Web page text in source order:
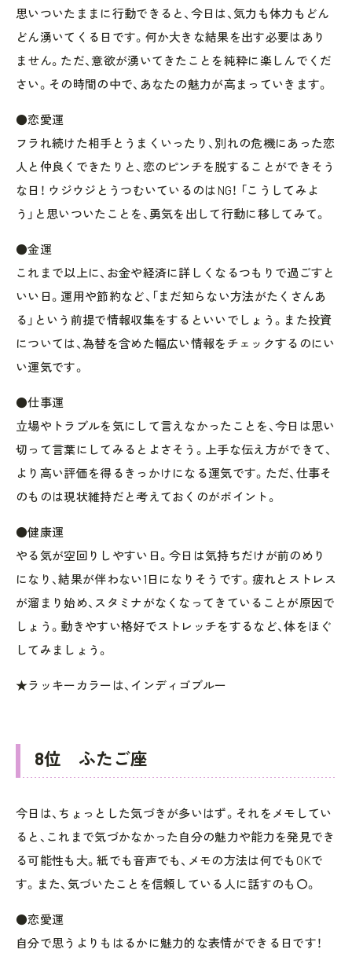
思いついたままに行動できると、今日は、気力も体力もどん
どん湧いてくる日です。何か大きな結果を出す必要はあり
ません。ただ、意欲が湧いてきたことを純粋に楽しんでくだ
さい。その時間の中で、あなたの魅力が高まっていきます。
●恋愛運
フラれ続けた相手とうまくいったり、別れの危機にあった恋
人と仲良くできたりと、恋のピンチを脱することができそう
な日！ ウジウジとうつむいているのはNG！ 「こうしてみよ
う」と思いついたことを、勇気を出して行動に移してみて。
●金運
これまで以上に、お金や経済に詳しくなるつもりで過ごすと
いい日。運用や節約など、「まだ知らない方法がたくさんあ
る」という前提で情報収集をするといいでしょう。また投資
については、為替を含めた幅広い情報をチェックするのにい
い運気です。
●仕事運
立場やトラブルを気にして言えなかったことを、今日は思い
切って言葉にしてみるとよさそう。上手な伝え方ができて、
より高い評価を得るきっかけになる運気です。ただ、仕事そ
のものは現状維持だと考えておくのがポイント。
●健康運
やる気が空回りしやすい日。今日は気持ちだけが前のめり
になり、結果が伴わない1日になりそうです。疲れとストレス
が溜まり始め、スタミナがなくなってきていることが原因で
しょう。動きやすい格好でストレッチをするなど、体をほぐ
してみましょう。
★ラッキーカラーは、インディゴブルー
8位 ふたご座
今日は、ちょっとした気づきが多いはず。それをメモしてい
ると、これまで気づかなかった自分の魅力や能力を発見でき
る可能性も大。紙でも音声でも、メモの方法は何でもOKで
す。また、気づいたことを信頼している人に話すのも〇。
●恋愛運
自分で思うよりもはるかに魅力的な表情ができる日です！